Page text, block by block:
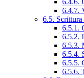
6.4.6.
6.4.7.
6.5.
6.5.1.
6.5.2.
6.5.3.
6.5.4.
6.5.5.
6.5.6.